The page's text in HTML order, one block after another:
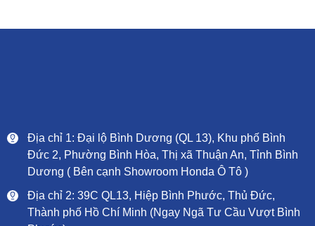
Địa chỉ 1: Đại lộ Bình Dương (QL 13), Khu phố Bình
Đức 2, Phường Bình Hòa, Thị xã Thuận An, Tỉnh Bình
Dương ( Bên cạnh Showroom Honda Ô Tô )
Địa chỉ 2: 39C QL13, Hiệp Bình Phước, Thủ Đức,
Thành phố Hồ Chí Minh (Ngay Ngã Tư Cầu Vượt Bình